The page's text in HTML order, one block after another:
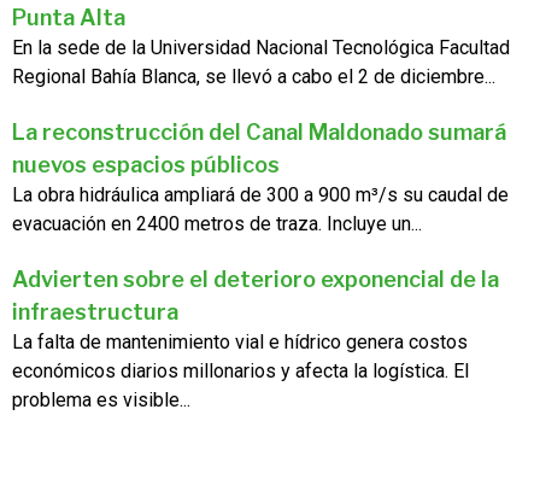
Punta Alta
En la sede de la Universidad Nacional Tecnológica Facultad
Regional Bahía Blanca, se llevó a cabo el 2 de diciembre...
La reconstrucción del Canal Maldonado sumará
nuevos espacios públicos
La obra hidráulica ampliará de 300 a 900 m³/s su caudal de
evacuación en 2400 metros de traza. Incluye un...
Advierten sobre el deterioro exponencial de la
infraestructura
La falta de mantenimiento vial e hídrico genera costos
económicos diarios millonarios y afecta la logística. El
problema es visible...